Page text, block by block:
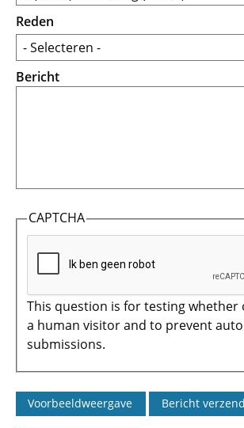
Reden
Bericht
CAPTCHA
This question is for testing whether
a human visitor and to prevent
submissions.